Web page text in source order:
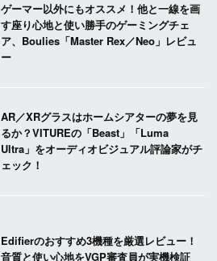
ゲーマー以外にもオススメ！他と一線を画
す座り心地と使い勝手のゲーミングチェ
ア、Boulies「Master Rex／Neo」レビュ
ー
AR／XRグラスはホームシアターの夢を見
るか？VITUREの「Beast」「Luma
Ultra」をオーディオビジュアル評論家がチ
ェック！
Edifierのおすすめ3機種を厳選レビュー！
音質と使い心地をVGP審査員が実機検証